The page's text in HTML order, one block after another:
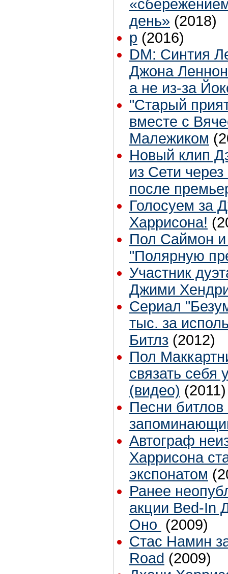
день» (2018)
p (2016)
DM: Синтия
Джона
а не из-за
"Старый
вместе с
Малежиком
Новый клип
из Сети
после
Голосуем за
Харрисона!
Пол Саймон
"Полярную
Участник
Джими
Сериал
тыс. за
Битлз (2012)
Пол
связать себя
(видео) (2011)
Песни
Автограф
Харрисона
экспонатом
Ранее
акции Bed-In
Оно (2009)
Стас Намин
Road (2009)